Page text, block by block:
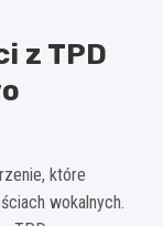
z TPD
które
wokalnych.